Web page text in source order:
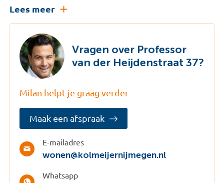
eetgelegenheden en winkelvoorzieningen op
Indeling:
Begane grond:
Gemeenschappelijke entree met brievenbussen,
Entree naar het appartement met een ruime hal,
voorzien van een fraaie visgraatparketvloer en een
modern toilet met fonteintje. Vanuit de centrale hal zijn
alle ruimtes te bereiken. Via de mooie zwarte
taatsdeuren komen we in de woonkamer. De woonkamer
is ruim opgezet en voorzien van dezelfde visgraatvloer.
Lees meer
Vragen over Professor
van der Heijdenstraat 37?
Milan helpt je graag verder
Maak een afspraak
E-mailadres
wonen@kolmeijernijmegen.nl
Whatsapp